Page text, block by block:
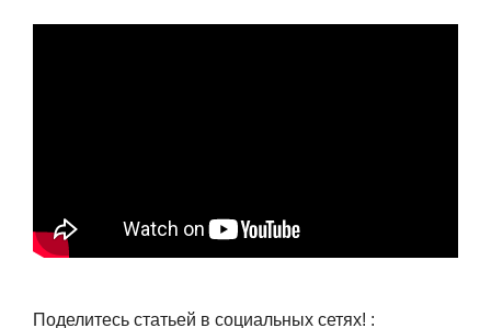
Поделитесь статьей в социальных сетях! :